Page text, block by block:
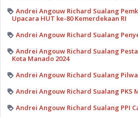
Andrei Angouw Richard Sualang
Upacara HUT ke-80 Kemerdekaan RI
Andrei Angouw Richard Sualang
Andrei Angouw Richard Sualang Pesta
Kota Manado 2024
Andrei Angouw Richard Sualang
Andrei Angouw Richard Sualang PKS
Andrei Angouw Richard Sualang PPI